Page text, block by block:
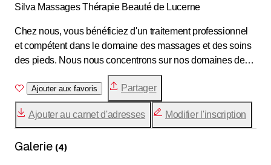
Silva Massages Thérapie Beauté de Lucerne
Chez nous, vous bénéficiez d'un traitement professionnel
et compétent dans le domaine des massages et des soins
des pieds. Nous nous concentrons sur nos domaines de
spécialité et vous n'avez qu'à vous détendre. Veuillez
consulter notre site et prendre rendez-vous dès aujourd'hui.
Nous nous réjouissons de vous accueillir.
Ajouter aux favoris Partager
Ajouter au carnet d'adresses Modifier l'inscription
Galerie (4)